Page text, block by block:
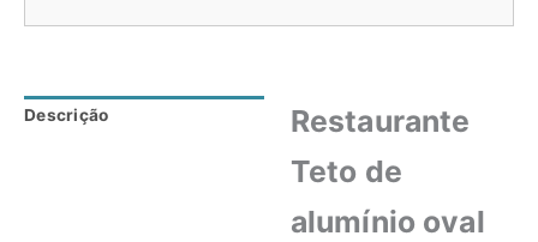
Descrição Avaliações (0)
Restaurante
Teto de
alumínio oval